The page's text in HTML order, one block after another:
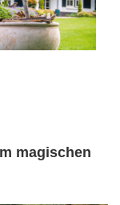
magischen